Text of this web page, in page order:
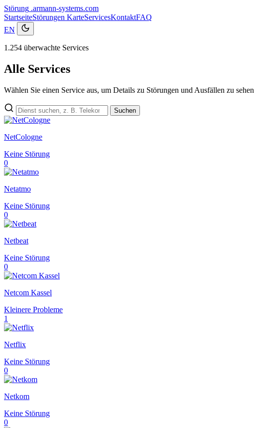
Störung .armann-systems.com
StartseiteStörungen KarteServicesKontaktFAQ
EN
1.254 überwachte Services
Alle Services
Wählen Sie einen Service aus, um Details zu Störungen und Ausfällen zu sehen
Suchen
NetCologne
Keine Störung
0
Netatmo
Keine Störung
0
Netbeat
Keine Störung
0
Netcom Kassel
Kleinere Probleme
1
Netflix
Keine Störung
0
Netkom
Keine Störung
0